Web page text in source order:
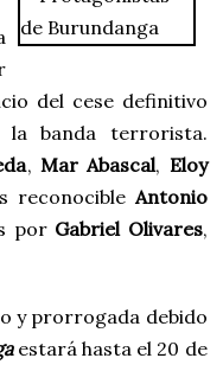
del cese definitivo
banda terrorista.
, Mar Abascal, Eloy
reconocibleAntonio
por Gabriel Olivares,
y prorrogada debido
estará hasta el 20 de